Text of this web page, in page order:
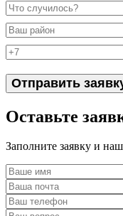
Отправить
Оставьте
Заполните заявку и